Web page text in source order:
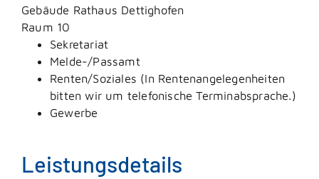
Gebäude Rathaus Dettighofen
Raum 10
Sekretariat
Melde-/Passamt
Renten/Soziales (In Rentenangelegenheiten
bitten wir um telefonische Terminabsprache.)
Gewerbe
Leistungsdetails